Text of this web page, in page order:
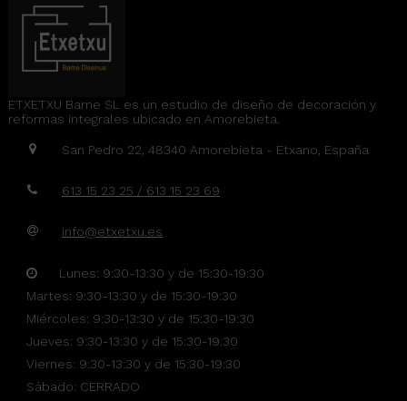
ETXETXU Barne SL es un estudio de diseño de decoración y
reformas integrales ubicado en Amorebieta.
San Pedro 22, 48340 Amorebieta - Etxano, España
613 15 23 25 / 613 15 23 69
info@etxetxu.es
Lunes: 9:30-13:30 y de 15:30-19:30
Martes: 9:30-13:30 y de 15:30-19:30
Miércoles: 9:30-13:30 y de 15:30-19:30
Jueves: 9:30-13:30 y de 15:30-19:30
Viernes: 9:30-13:30 y de 15:30-19:30
Sábado: CERRADO